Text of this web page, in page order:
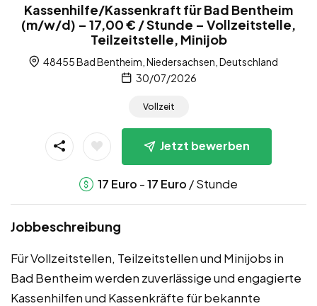
Kassenhilfe/Kassenkraft für Bad Bentheim
(m/w/d) – 17,00 € / Stunde – Vollzeitstelle,
Teilzeitstelle, Minijob
48455 Bad Bentheim, Niedersachsen, Deutschland
30/07/2026
Vollzeit
Jetzt bewerben
17 Euro -17 Euro / Stunde
Jobbeschreibung
Für Vollzeitstellen, Teilzeitstellen und Minijobs in
Bad Bentheim werden zuverlässige und engagierte
Kassenhilfen und Kassenkräfte für bekannte